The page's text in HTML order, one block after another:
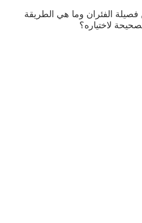
الفئران وما هي الطريقة
لاختياره؟